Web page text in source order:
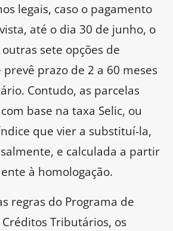
legais, caso o pagamento
até o dia 30 de junho, o
sete opções de
prazo de 2 a 60 meses
Contudo, as parcelas
base na taxa Selic, ou
que vier a substituí-la,
e calculada a partir
à homologação.
regras do Programa de
Tributários, os